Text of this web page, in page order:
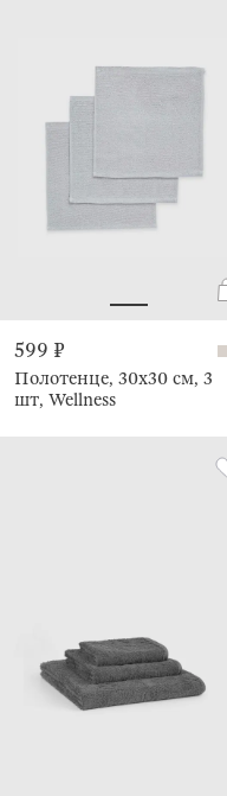
599 ₽
Полотенце, 30х30 см, 3
шт, Wellness